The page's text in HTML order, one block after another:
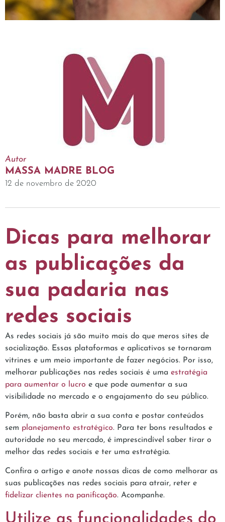
Autor
MASSA MADRE BLOG
12 de novembro de 2020
Dicas para melhorar
as publicações da
sua padaria nas
redes sociais
As redes sociais já são muito mais do que meros sites de
socialização. Essas plataformas e aplicativos se tornaram
vitrines e um meio importante de fazer negócios. Por isso,
melhorar publicações nas redes sociais é uma estratégia
para aumentar o lucro e que pode aumentar a sua
visibilidade no mercado e o engajamento do seu público.
Porém, não basta abrir a sua conta e postar conteúdos
sem planejamento estratégico. Para ter bons resultados e
autoridade no seu mercado, é imprescindível saber tirar o
melhor das redes sociais e ter uma estratégia.
Confira o artigo e anote nossas dicas de como melhorar as
suas publicações nas redes sociais para atrair, reter e
fidelizar clientes na panificação. Acompanhe.